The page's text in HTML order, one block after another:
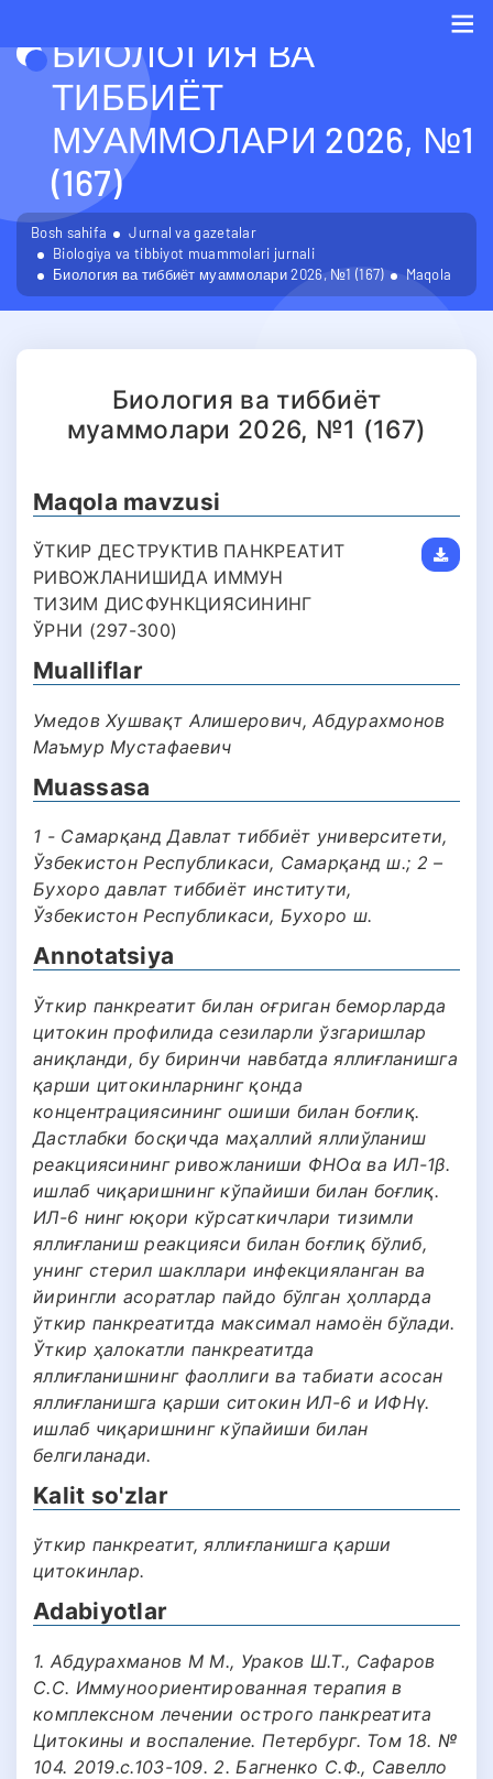
БИОЛОГИЯ ВА
ТИББИЁТ
МУАММОЛАРИ 2026, №1
(167)
Bosh sahifa
Jurnal va gazetalar
Biologiya va tibbiyot muammolari jurnali
Биология ва тиббиёт муаммолари 2026, №1 (167)
Maqola
Биология ва тиббиёт
муаммолари 2026, №1 (167)
Maqola mavzusi
ЎТКИР ДЕСТРУКТИВ ПАНКРЕАТИТ
РИВОЖЛАНИШИДА ИММУН
ТИЗИМ ДИСФУНКЦИЯСИНИНГ
ЎРНИ (297-300)
Mualliflar
Умедов Хушвақт Алишерович, Абдураxмонов
Маъмур Мустафаевич
Muassasa
1 - Самарқанд Давлат тиббиёт университети,
Ўзбекистон Республикаси, Самарқанд ш.; 2 –
Бухоро давлат тиббиёт институти,
Ўзбекистон Республикаси, Бухоро ш.
Annotatsiya
Ўткир панкреатит билан оғриган беморларда
цитокин профилида сезиларли ўзгаришлар
аниқланди, бу биринчи навбатда яллиғланишга
қарши цитокинларнинг қонда
концентрациясининг ошиши билан боғлиқ.
Дастлабки босқичда маҳаллий яллиўланиш
реакциясининг ривожланиши ФНОα ва ИЛ-1β.
ишлаб чиқаришнинг кўпайиши билан боғлиқ.
ИЛ-6 нинг юқори кўрсаткичлари тизимли
яллиғланиш реакцияси билан боғлиқ бўлиб,
унинг стерил шакллари инфекцияланган ва
йирингли асоратлар пайдо бўлган ҳолларда
ўткир панкреатитда максимал намоён бўлади.
Ўткир ҳалокатли панкреатитда
яллиғланишнинг фаоллиги ва табиати асосан
яллиғланишга қарши ситокин ИЛ-6 и ИФНγ.
ишлаб чиқаришнинг кўпайиши билан
белгиланади.
Kalit so'zlar
ўткир панкреатит, яллиғланишга қарши
цитокинлар.
Adabiyotlar
1. Абдурахманов М М., Ураков Ш.Т., Сафаров
С.С. Иммуноориентированная терапия в
комплексном лечении острого панкреатита
Цитокины и воспаление. Петербург. Том 18. №
104. 2019.с.103-109. 2. Багненко С.Ф., Савелло